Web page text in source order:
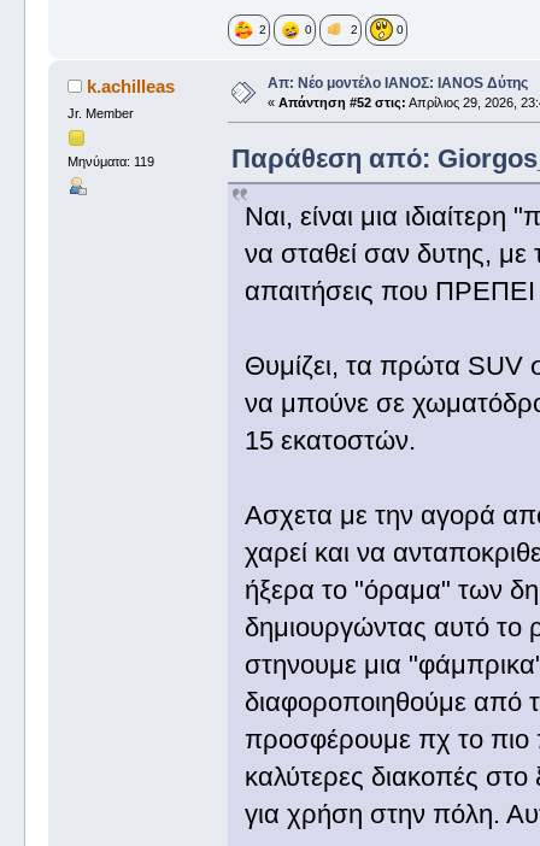
2 0 2 0
k.achilleas
Jr. Member
Μηνύματα: 119
Απ: Νέο μοντέλο ΙΑΝΟΣ: IANOS Δύτης
« Απάντηση #52 στις: Απρίλιος 29, 2026,
Παράθεση από:
Ναι, είναι μια
να σταθεί σαν δυτης, με
απαιτήσεις που ΠΡΕΠΕΙ
Θυμίζει, τα πρώτα SUV
να μπούνε σε
15 εκατοστών.
Ασχετα με την αγορά
χαρεί και να
ήξερα το "όραμα" των
δημιουργώντας αυτό το
στηνουμε μια
διαφοροποιηθούμε από
προσφέρουμε πχ το πιο
καλύτερες διακοπές στο
για χρήση στην πόλη.